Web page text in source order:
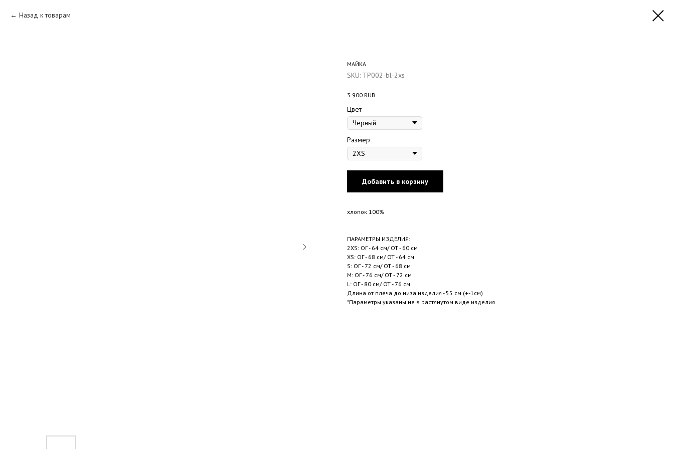
Назад к товарам
МАЙКА
SKU: TP002-bl-2xs
3 900 RUB
Цвет
Размер
Добавить в корзину
хлопок 100%
ПАРАМЕТРЫ ИЗДЕЛИЯ:
2XS: ОГ - 64 см/ ОТ - 60 см
XS: ОГ - 68 см/ ОТ - 64 см
S: ОГ - 72 см/ ОТ - 68 см
M: ОГ - 76 см/ ОТ - 72 см
L: ОГ - 80 см/ ОТ - 76 см
Длина от плеча до низа изделия - 55 см (+-1см)
*Параметры указаны не в растянутом виде изделия